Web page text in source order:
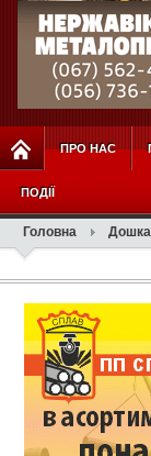
ПРО НАС
ПОДІЇ
Головна